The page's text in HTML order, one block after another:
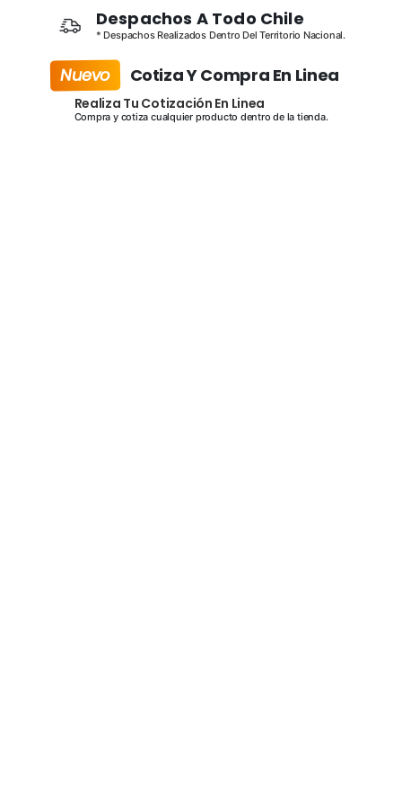
Despachos A Todo Chile
* Despachos Realizados Dentro Del Territorio Nacional.
Nuevo Cotiza Y Compra En Linea
Realiza Tu Cotización En Linea
Compra y cotiza cualquier producto dentro de la tienda.